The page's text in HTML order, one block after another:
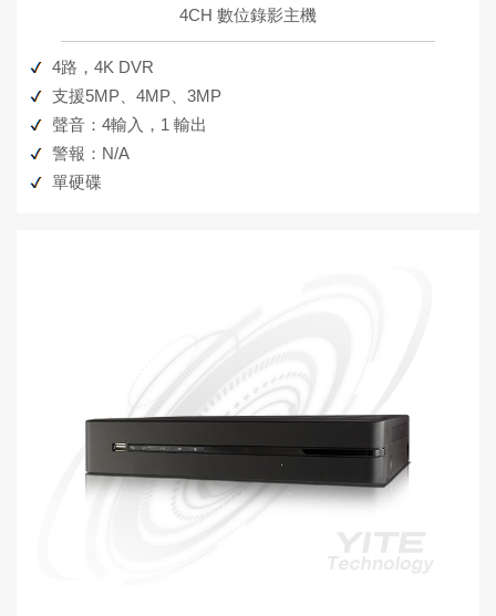
4CH 數位錄影主機
4路，4K DVR
支援5MP、4MP、3MP
聲音：4輸入，1 輸出
警報：N/A
單硬碟